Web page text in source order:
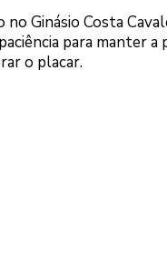
Ginásio Costa
para manter a
o placar.